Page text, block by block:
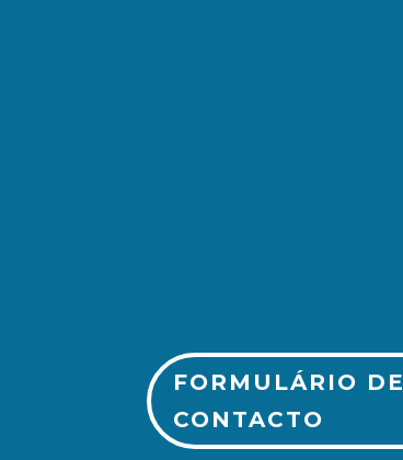
FORMULÁRIO DE
CONTACTO